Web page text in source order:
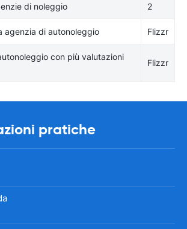
di noleggio 2
agenzia di autonoleggio Flizzr
con più valutazioni
Flizzr
pratiche